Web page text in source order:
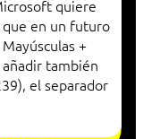
quiere
que en un futuro
+
también
el separador